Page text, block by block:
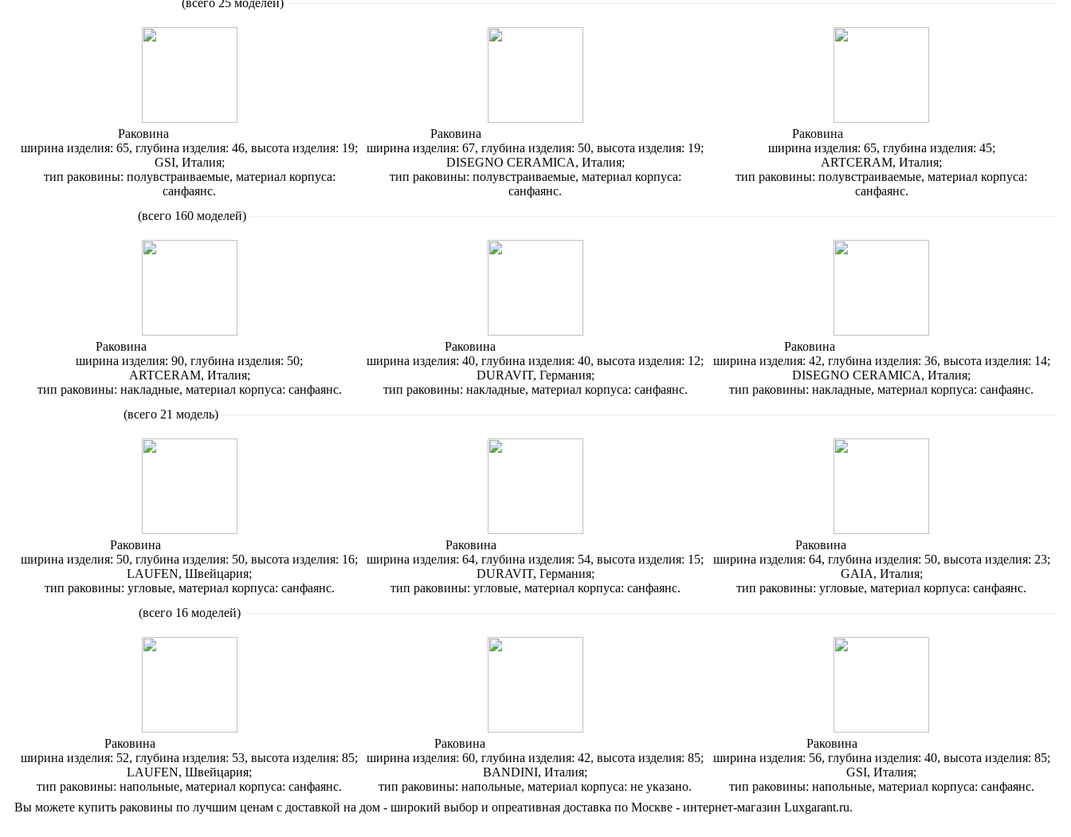
(всего 25 моделей)
Раковина
ширина изделия: 65, глубина изделия: 46, высота изделия: 19;
GSI, Италия;
тип раковины: полувстраиваемые, материал корпуса:
санфаянс.
Раковина
ширина изделия: 67, глубина изделия: 50, высота изделия: 19;
DISEGNO CERAMICA, Италия;
тип раковины: полувстраиваемые, материал корпуса:
санфаянс.
Раковина
ширина изделия: 65, глубина изделия: 45;
ARTCERAM, Италия;
тип раковины: полувстраиваемые, материал корпуса:
санфаянс.
(всего 160 моделей)
Раковина
ширина изделия: 90, глубина изделия: 50;
ARTCERAM, Италия;
тип раковины: накладные, материал корпуса: санфаянс.
Раковина
ширина изделия: 40, глубина изделия: 40, высота изделия: 12;
DURAVIT, Германия;
тип раковины: накладные, материал корпуса: санфаянс.
Раковина
ширина изделия: 42, глубина изделия: 36, высота изделия: 14;
DISEGNO CERAMICA, Италия;
тип раковины: накладные, материал корпуса: санфаянс.
(всего 21 модель)
Раковина
ширина изделия: 50, глубина изделия: 50, высота изделия: 16;
LAUFEN, Швейцария;
тип раковины: угловые, материал корпуса: санфаянс.
Раковина
ширина изделия: 64, глубина изделия: 54, высота изделия: 15;
DURAVIT, Германия;
тип раковины: угловые, материал корпуса: санфаянс.
Раковина
ширина изделия: 64, глубина изделия: 50, высота изделия: 23;
GAIA, Италия;
тип раковины: угловые, материал корпуса: санфаянс.
(всего 16 моделей)
Раковина
ширина изделия: 52, глубина изделия: 53, высота изделия: 85;
LAUFEN, Швейцария;
тип раковины: напольные, материал корпуса: санфаянс.
Раковина
ширина изделия: 60, глубина изделия: 42, высота изделия: 85;
BANDINI, Италия;
тип раковины: напольные, материал корпуса: не указано.
Раковина
ширина изделия: 56, глубина изделия: 40, высота изделия: 85;
GSI, Италия;
тип раковины: напольные, материал корпуса: санфаянс.
Вы можете купить раковины по лучшим ценам с доставкой на дом - широкий выбор и опреативная доставка по Москве - интернет-магазин Luxgarant.ru.